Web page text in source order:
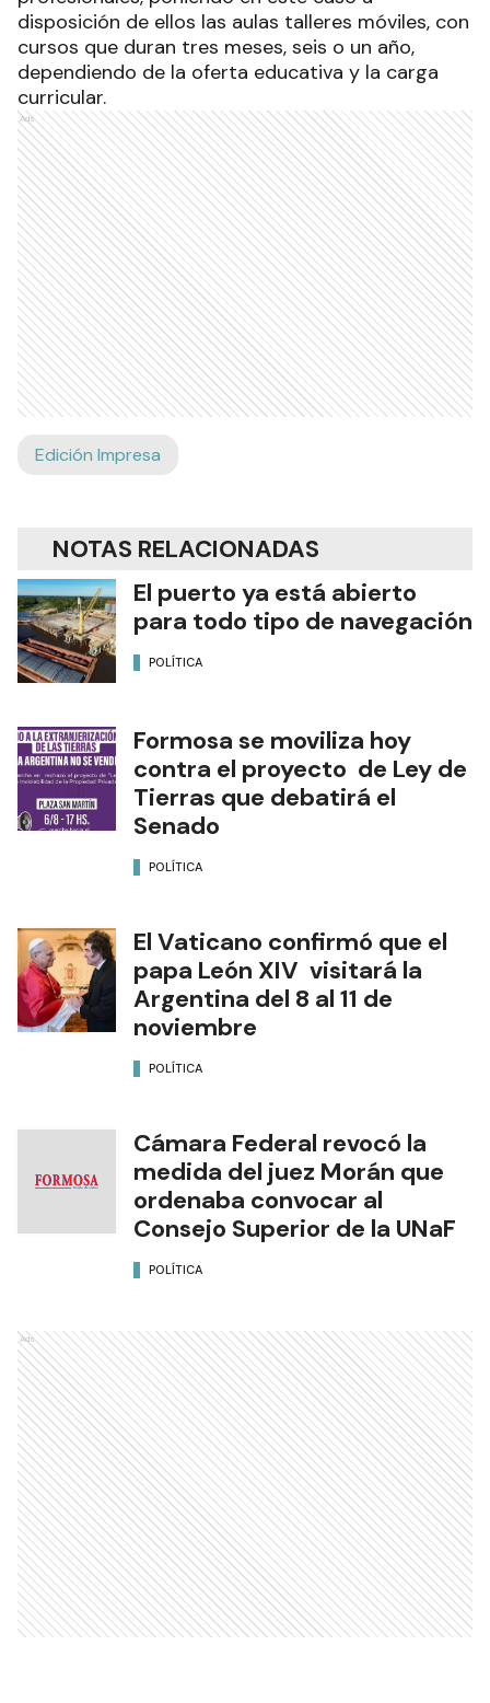
disposición de ellos las aulas talleres móviles, con
cursos que duran tres meses, seis o un año,
dependiendo de la oferta educativa y la carga
curricular.
Ads
Edición Impresa
NOTAS RELACIONADAS
El puerto ya está abierto
para todo tipo de navegación
POLÍTICA
Formosa se moviliza hoy
contra el proyecto de Ley de
Tierras que debatirá el
Senado
POLÍTICA
El Vaticano confirmó que el
papa León XIV visitará la
Argentina del 8 al 11 de
noviembre
POLÍTICA
Cámara Federal revocó la
medida del juez Morán que
ordenaba convocar al
Consejo Superior de la UNaF
POLÍTICA
Ads